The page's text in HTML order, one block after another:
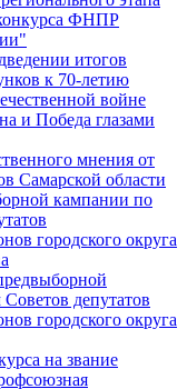
ФНПР
итогов
к 70-летию
войне
и Победа глазами
мнения от
Самарской области
кампании по
городского округа
депутатов
городского округа
на звание